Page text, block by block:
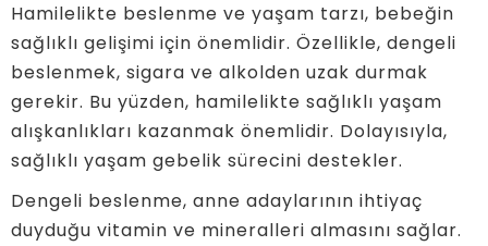
Hamilelikte beslenme ve yaşam tarzı, bebeğin
sağlıklı gelişimi için önemlidir. Özellikle, dengeli
beslenmek, sigara ve alkolden uzak durmak
gerekir. Bu yüzden, hamilelikte sağlıklı yaşam
alışkanlıkları kazanmak önemlidir. Dolayısıyla,
sağlıklı yaşam gebelik sürecini destekler.
Dengeli beslenme, anne adaylarının ihtiyaç
duyduğu vitamin ve mineralleri almasını sağlar.